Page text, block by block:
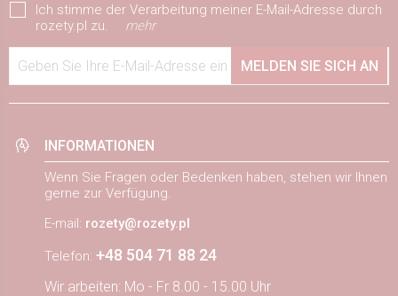
Ich stimme der Verarbeitung meiner E-Mail-Adresse durch
rozety.pl zu.
mehr
Geben Sie Ihre E-Mail-Adresse ein MELDEN SIE SICH AN
INFORMATIONEN
Wenn Sie Fragen oder Bedenken haben, stehen wir Ihnen
gerne zur Verfügung.
E-mail: rozety@rozety.pl
Telefon: +48 504 71 88 24
Wir arbeiten: Mo - Fr 8.00 - 15.00 Uhr